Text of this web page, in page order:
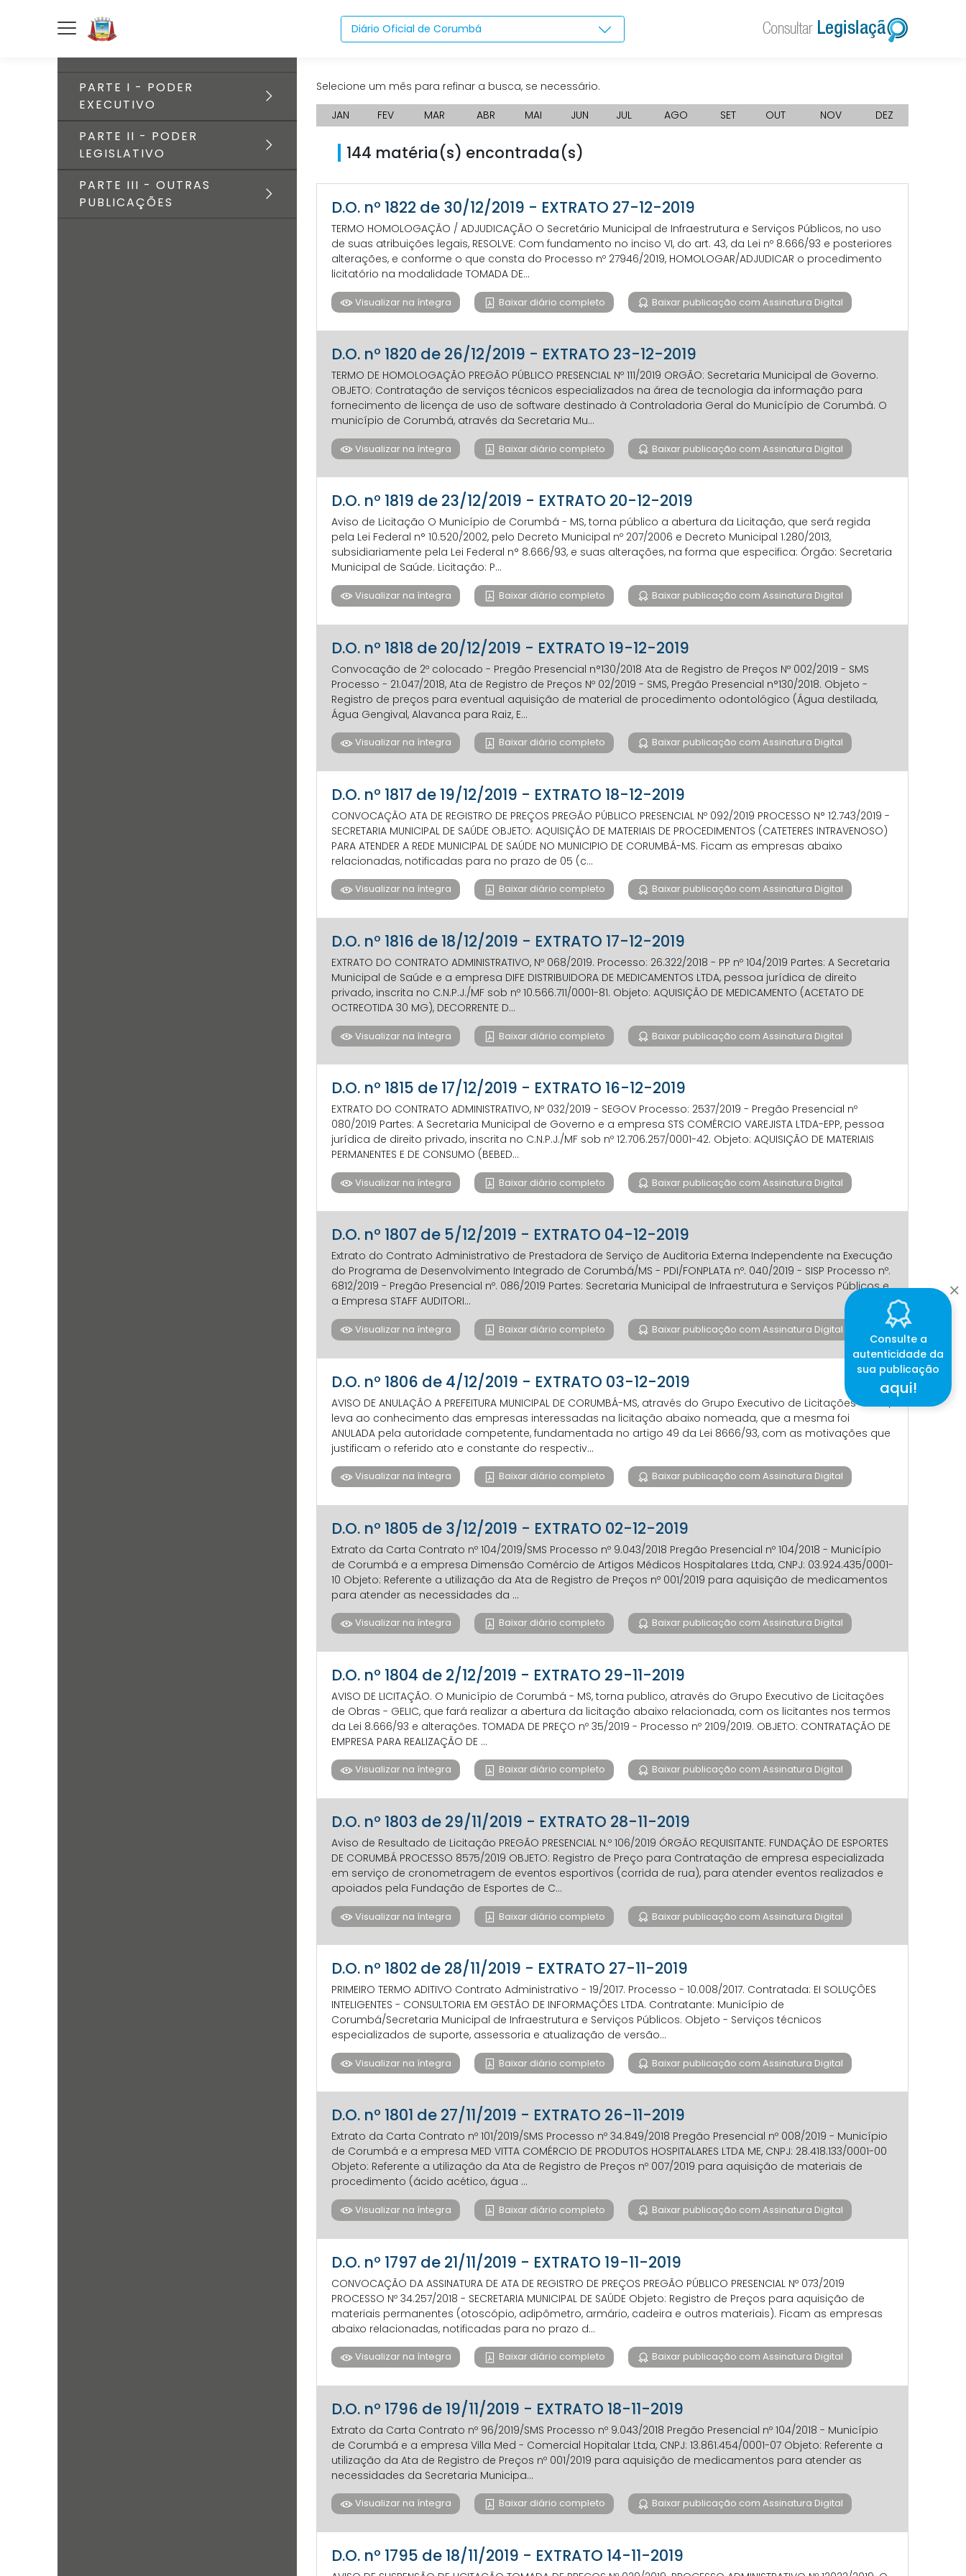
Diário Oficial de Corumbá
PARTE I - PODER
EXECUTIVO
PARTE II - PODER
LEGISLATIVO
PARTE III - OUTRAS
PUBLICAÇÕES
Selecione um mês para refinar a busca, se necessário.
JAN
FEV MAR ABR MAI JUN JUL AGO SET OUT NOV DEZ
144 matéria(s) encontrada(s)
D.O. nº 1822 de 30/12/2019 - EXTRATO 27-12-2019
TERMO HOMOLOGAÇÃO / ADJUDICAÇÃO O Secretário Municipal de Infraestrutura e Serviços Públicos, no uso
de suas atribuições legais, RESOLVE: Com fundamento no inciso VI, do art. 43, da Lei nº 8.666/93 e posteriores
alterações, e conforme o que consta do Processo nº 27946/2019, HOMOLOGAR/ADJUDICAR o procedimento
licitatório na modalidade TOMADA DE...
Visualizar na íntegra Baixar diário completo Baixar publicação com Assinatura Digital
D.O. nº 1820 de 26/12/2019 - EXTRATO 23-12-2019
TERMO DE HOMOLOGAÇÃO PREGÃO PÚBLICO PRESENCIAL Nº 111/2019 ORGÃO: Secretaria Municipal de Governo.
OBJETO: Contratação de serviços técnicos especializados na área de tecnologia da informação para
fornecimento de licença de uso de software destinado à Controladoria Geral do Município de Corumbá. O
município de Corumbá, através da Secretaria Mu...
Visualizar na íntegra Baixar diário completo Baixar publicação com Assinatura Digital
D.O. nº 1819 de 23/12/2019 - EXTRATO 20-12-2019
Aviso de Licitação O Município de Corumbá - MS, torna público a abertura da Licitação, que será regida
pela Lei Federal n° 10.520/2002, pelo Decreto Municipal nº 207/2006 e Decreto Municipal 1.280/2013,
subsidiariamente pela Lei Federal n° 8.666/93, e suas alterações, na forma que especifica: Órgão: Secretaria
Municipal de Saúde. Licitação: P...
Visualizar na íntegra Baixar diário completo Baixar publicação com Assinatura Digital
D.O. nº 1818 de 20/12/2019 - EXTRATO 19-12-2019
Convocação de 2º colocado - Pregão Presencial n°130/2018 Ata de Registro de Preços Nº 002/2019 - SMS
Processo - 21.047/2018, Ata de Registro de Preços Nº 02/2019 - SMS, Pregão Presencial n°130/2018. Objeto -
Registro de preços para eventual aquisição de material de procedimento odontológico (Água destilada,
Água Gengival, Alavanca para Raiz, E...
Visualizar na íntegra Baixar diário completo Baixar publicação com Assinatura Digital
D.O. nº 1817 de 19/12/2019 - EXTRATO 18-12-2019
CONVOCAÇÃO ATA DE REGISTRO DE PREÇOS PREGÃO PÚBLICO PRESENCIAL Nº 092/2019 PROCESSO N° 12.743/2019 -
SECRETARIA MUNICIPAL DE SAÚDE OBJETO: AQUISIÇÃO DE MATERIAIS DE PROCEDIMENTOS (CATETERES INTRAVENOSO)
PARA ATENDER A REDE MUNICIPAL DE SAÚDE NO MUNICIPIO DE CORUMBÁ-MS. Ficam as empresas abaixo
relacionadas, notificadas para no prazo de 05 (c...
Visualizar na íntegra Baixar diário completo Baixar publicação com Assinatura Digital
D.O. nº 1816 de 18/12/2019 - EXTRATO 17-12-2019
EXTRATO DO CONTRATO ADMINISTRATIVO, Nº 068/2019. Processo: 26.322/2018 - PP nº 104/2019 Partes: A Secretaria
Municipal de Saúde e a empresa DIFE DISTRIBUIDORA DE MEDICAMENTOS LTDA, pessoa jurídica de direito
privado, inscrita no C.N.P.J./MF sob nº 10.566.711/0001-81. Objeto: AQUISIÇÃO DE MEDICAMENTO (ACETATO DE
OCTREOTIDA 30 MG), DECORRENTE D...
Visualizar na íntegra Baixar diário completo Baixar publicação com Assinatura Digital
D.O. nº 1815 de 17/12/2019 - EXTRATO 16-12-2019
EXTRATO DO CONTRATO ADMINISTRATIVO, Nº 032/2019 - SEGOV Processo: 2537/2019 - Pregão Presencial nº
080/2019 Partes: A Secretaria Municipal de Governo e a empresa STS COMÉRCIO VAREJISTA LTDA-EPP, pessoa
jurídica de direito privado, inscrita no C.N.P.J./MF sob nº 12.706.257/0001-42. Objeto: AQUISIÇÃO DE MATERIAIS
PERMANENTES E DE CONSUMO (BEBED...
Visualizar na íntegra Baixar diário completo Baixar publicação com Assinatura Digital
D.O. nº 1807 de 5/12/2019 - EXTRATO 04-12-2019
Extrato do Contrato Administrativo de Prestadora de Serviço de Auditoria Externa Independente na Execução
do Programa de Desenvolvimento Integrado de Corumbá/MS - PDI/FONPLATA nº. 040/2019 - SISP Processo nº.
6812/2019 - Pregão Presencial nº. 086/2019 Partes: Secretaria Municipal de Infraestrutura e Serviços Públicos e
a Empresa STAFF AUDITORI...
Visualizar na íntegra Baixar diário completo Baixar publicação com Assinatura Digital
D.O. nº 1806 de 4/12/2019 - EXTRATO 03-12-2019
AVISO DE ANULAÇÃO A PREFEITURA MUNICIPAL DE CORUMBÁ-MS, através do Grupo Executivo de Licitações-GELIC,
leva ao conhecimento das empresas interessadas na licitação abaixo nomeada, que a mesma foi
ANULADA pela autoridade competente, fundamentada no artigo 49 da Lei 8666/93, com as motivações que
justificam o referido ato e constante do respectiv...
Visualizar na íntegra Baixar diário completo Baixar publicação com Assinatura Digital
D.O. nº 1805 de 3/12/2019 - EXTRATO 02-12-2019
Extrato da Carta Contrato nº 104/2019/SMS Processo nº 9.043/2018 Pregão Presencial nº 104/2018 - Município
de Corumbá e a empresa Dimensão Comércio de Artigos Médicos Hospitalares Ltda, CNPJ: 03.924.435/0001-
10 Objeto: Referente a utilização da Ata de Registro de Preços nº 001/2019 para aquisição de medicamentos
para atender as necessidades da ...
Visualizar na íntegra Baixar diário completo Baixar publicação com Assinatura Digital
D.O. nº 1804 de 2/12/2019 - EXTRATO 29-11-2019
AVISO DE LICITAÇÃO. O Município de Corumbá - MS, torna publico, através do Grupo Executivo de Licitações
de Obras - GELIC, que fará realizar a abertura da licitação abaixo relacionada, com os licitantes nos termos
da Lei 8.666/93 e alterações. TOMADA DE PREÇO nº 35/2019 - Processo nº 2109/2019. OBJETO: CONTRATAÇÃO DE
EMPRESA PARA REALIZAÇÃO DE ...
Visualizar na íntegra Baixar diário completo Baixar publicação com Assinatura Digital
D.O. nº 1803 de 29/11/2019 - EXTRATO 28-11-2019
Aviso de Resultado de Licitação PREGÃO PRESENCIAL N.º 106/2019 ÓRGÃO REQUISITANTE: FUNDAÇÃO DE ESPORTES
DE CORUMBÁ PROCESSO 8575/2019 OBJETO: Registro de Preço para Contratação de empresa especializada
em serviço de cronometragem de eventos esportivos (corrida de rua), para atender eventos realizados e
apoiados pela Fundação de Esportes de C...
Visualizar na íntegra Baixar diário completo Baixar publicação com Assinatura Digital
D.O. nº 1802 de 28/11/2019 - EXTRATO 27-11-2019
PRIMEIRO TERMO ADITIVO Contrato Administrativo - 19/2017. Processo - 10.008/2017. Contratada: EI SOLUÇÕES
INTELIGENTES - CONSULTORIA EM GESTÃO DE INFORMAÇÕES LTDA. Contratante: Município de
Corumbá/Secretaria Municipal de Infraestrutura e Serviços Públicos. Objeto - Serviços técnicos
especializados de suporte, assessoria e atualização de versão...
Visualizar na íntegra Baixar diário completo Baixar publicação com Assinatura Digital
D.O. nº 1801 de 27/11/2019 - EXTRATO 26-11-2019
Extrato da Carta Contrato nº 101/2019/SMS Processo nº 34.849/2018 Pregão Presencial nº 008/2019 - Município
de Corumbá e a empresa MED VITTA COMÉRCIO DE PRODUTOS HOSPITALARES LTDA ME, CNPJ: 28.418.133/0001-00
Objeto: Referente a utilização da Ata de Registro de Preços nº 007/2019 para aquisição de materiais de
procedimento (ácido acético, água ...
Visualizar na íntegra Baixar diário completo Baixar publicação com Assinatura Digital
D.O. nº 1797 de 21/11/2019 - EXTRATO 19-11-2019
CONVOCAÇÃO DA ASSINATURA DE ATA DE REGISTRO DE PREÇOS PREGÃO PÚBLICO PRESENCIAL Nº 073/2019
PROCESSO Nº 34.257/2018 - SECRETARIA MUNICIPAL DE SAÚDE Objeto: Registro de Preços para aquisição de
materiais permanentes (otoscópio, adipômetro, armário, cadeira e outros materiais). Ficam as empresas
abaixo relacionadas, notificadas para no prazo d...
Visualizar na íntegra Baixar diário completo Baixar publicação com Assinatura Digital
D.O. nº 1796 de 19/11/2019 - EXTRATO 18-11-2019
Extrato da Carta Contrato nº 96/2019/SMS Processo nº 9.043/2018 Pregão Presencial nº 104/2018 - Município
de Corumbá e a empresa Villa Med - Comercial Hopitalar Ltda, CNPJ: 13.861.454/0001-07 Objeto: Referente a
utilização da Ata de Registro de Preços nº 001/2019 para aquisição de medicamentos para atender as
necessidades da Secretaria Municipa...
Visualizar na íntegra Baixar diário completo Baixar publicação com Assinatura Digital
D.O. nº 1795 de 18/11/2019 - EXTRATO 14-11-2019
Consulte a
autenticidade da
sua publicação
aqui!